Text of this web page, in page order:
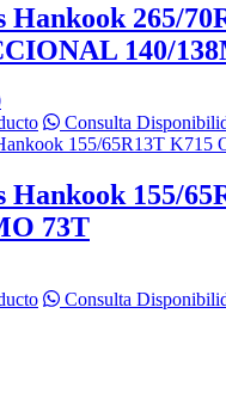
Hankook 265/
140/
Consulta
Hankook 155/
73T
Consulta